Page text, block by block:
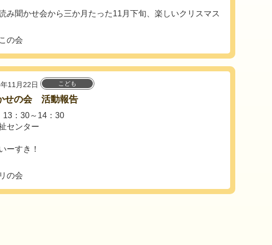
み聞かせ会から三か月たった11月下旬、楽しいクリスマス
の会
11月22日 こども
せの会 活動報告
13：30～14：30
センター
すき！
の会